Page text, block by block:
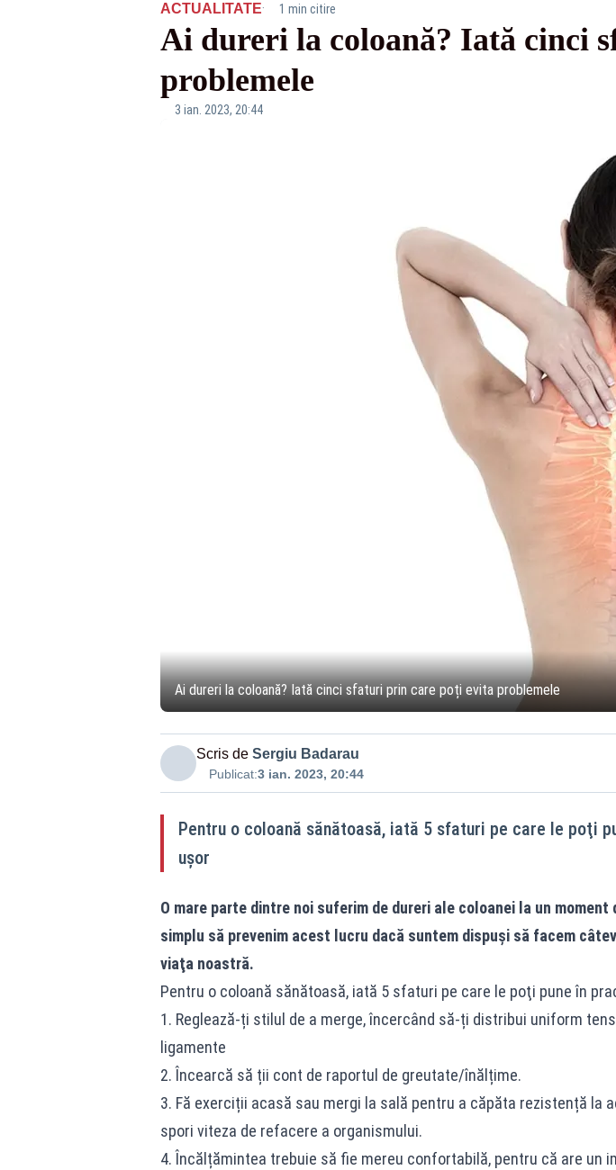
ACTUALITATE· 1 min citire
Ai dureri la coloană? Iată cinci
problemele
3 ian. 2023, 20:44
Ai dureri la coloană? Iată cinci sfaturi prin care poți evita problemele
Scris de Sergiu Badarau
Publicat:3 ian. 2023, 20:44
Pentru o coloană sănătoasă, iată 5 sfaturi pe care le poţi
uşor
O mare parte dintre noi suferim de dureri ale coloanei la un
simplu să prevenim acest lucru dacă suntem dispuşi să facem
viaţa noastră.
Pentru o coloană sănătoasă, iată 5 sfaturi pe care le poţi pune în
1. Reglează-ți stilul de a merge, încercând să-ți distribui uniform
ligamente
2. Încearcă să ții cont de raportul de greutate/înălțime.
3. Fă exerciții acasă sau mergi la sală pentru a căpăta rezistență la
spori viteza de refacere a organismului.
4. Încălțămintea trebuie să fie mereu confortabilă, pentru că are un